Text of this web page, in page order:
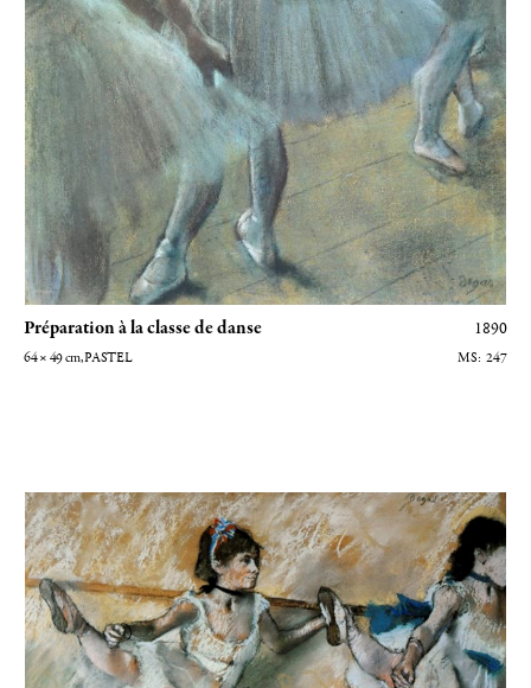
Préparation à la classe de danse 1890
64 × 49cm , PASTEL 247
Danseuses à la barre